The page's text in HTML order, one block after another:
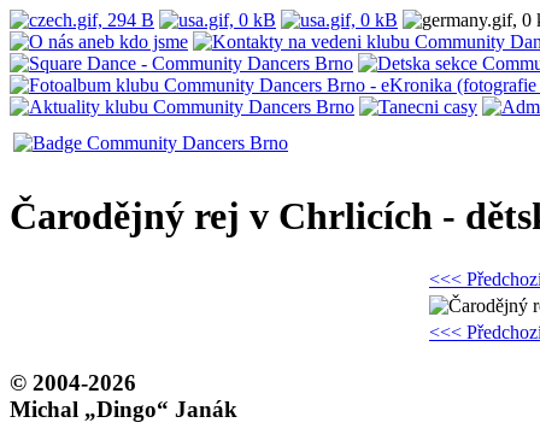
Čarodějný rej v Chrlicích -
<<<
<<<
© 2004-2026
Michal „Dingo“ Janák